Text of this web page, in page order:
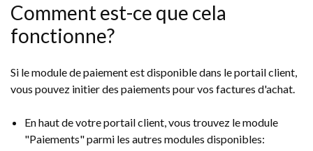
Comment est-ce que cela
fonctionne?
Si le module de paiement est disponible dans le portail client,
vous pouvez initier des paiements pour vos factures d'achat.
En haut de votre portail client, vous trouvez le module
"Paiements" parmi les autres modules disponibles: